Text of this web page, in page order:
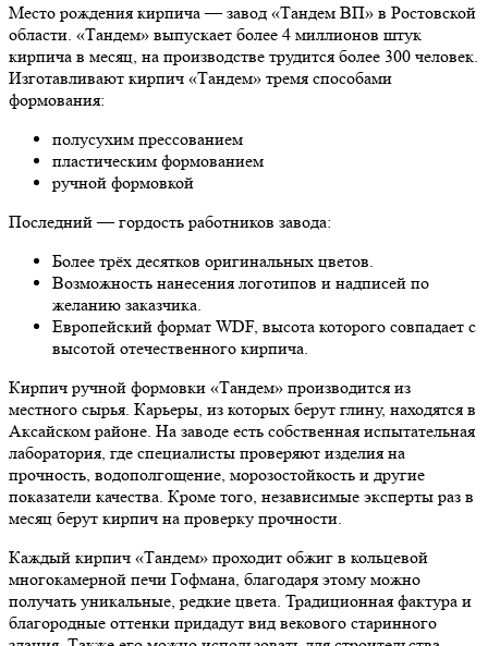
Место рождения кирпича — завод «Тандем ВП» в Ростовской
области. «Тандем» выпускает более 4 миллионов штук
кирпича в месяц, на производстве трудится более 300 человек.
Изготавливают кирпич «Тандем» тремя способами
формования:
полусухим прессованием
пластическим формованием
ручной формовкой
Последний — гордость работников завода:
Более трёх десятков оригинальных цветов.
Возможность нанесения логотипов и надписей по
желанию заказчика.
Европейский формат WDF, высота которого совпадает с
высотой отечественного кирпича.
Кирпич ручной формовки «Тандем» производится из
местного сырья. Карьеры, из которых берут глину, находятся в
Аксайском районе. На заводе есть собственная испытательная
лаборатория, где специалисты проверяют изделия на
прочность, водополгощение, морозостойкость и другие
показатели качества. Кроме того, независимые эксперты раз в
месяц берут кирпич на проверку прочности.
Каждый кирпич «Тандем» проходит обжиг в кольцевой
многокамерной печи Гофмана, благодаря этому можно
получать уникальные, редкие цвета. Традиционная фактура и
благородные оттенки придадут вид векового старинного